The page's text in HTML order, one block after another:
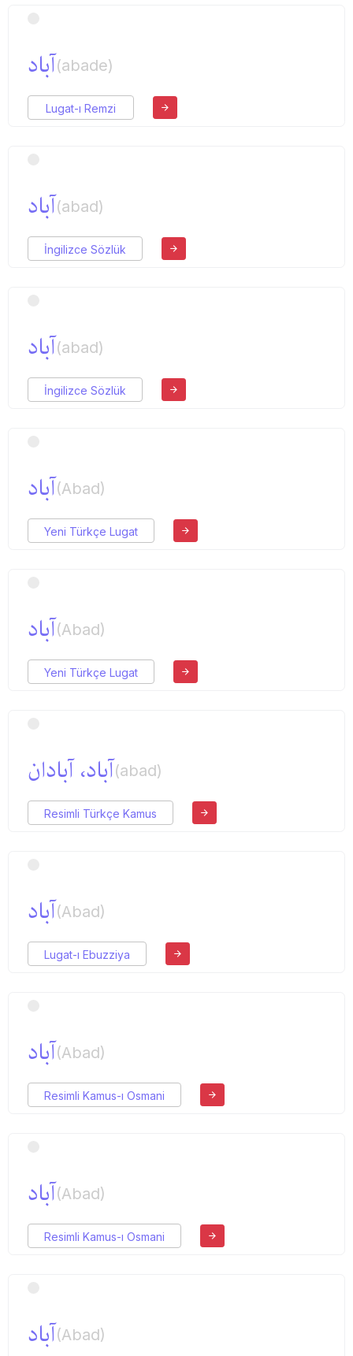
آباد(abade)
Lugat-ı Remzi
آباد(abad)
İngilizce Sözlük
آباد(abad)
İngilizce Sözlük
آباد(Abad)
Yeni Türkçe Lugat
آباد(Abad)
Yeni Türkçe Lugat
آباد، آبادان(abad)
Resimli Türkçe Kamus
آباد(Abad)
Lugat-ı Ebuzziya
آباد(Abad)
Resimli Kamus-ı Osmani
آباد(Abad)
Resimli Kamus-ı Osmani
آباد(Abad)